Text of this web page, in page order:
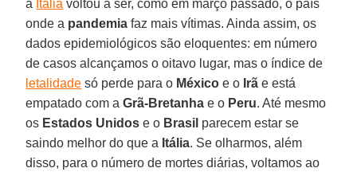
a Itália voltou a ser, como em março passado, o país
onde a pandemia faz mais vítimas. Ainda assim, os
dados epidemiológicos são eloquentes: em número
de casos alcançamos o oitavo lugar, mas o índice de
letalidade só perde para o México e o Irã e está
empatado com aGrã-Bretanha e o Peru. Até mesmo
os Estados Unidos e o Brasil parecem estar se
saindo melhor do que a Itália. Se olharmos, além
disso, para o número de mortes diárias, voltamos ao